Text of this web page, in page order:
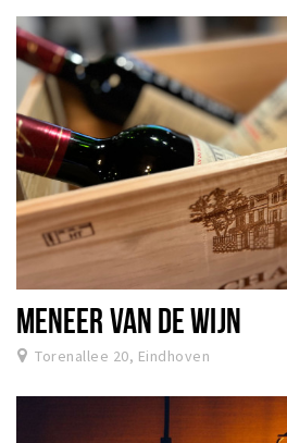
MENEER VAN DE WIJN
Torenallee 20, Eindhoven